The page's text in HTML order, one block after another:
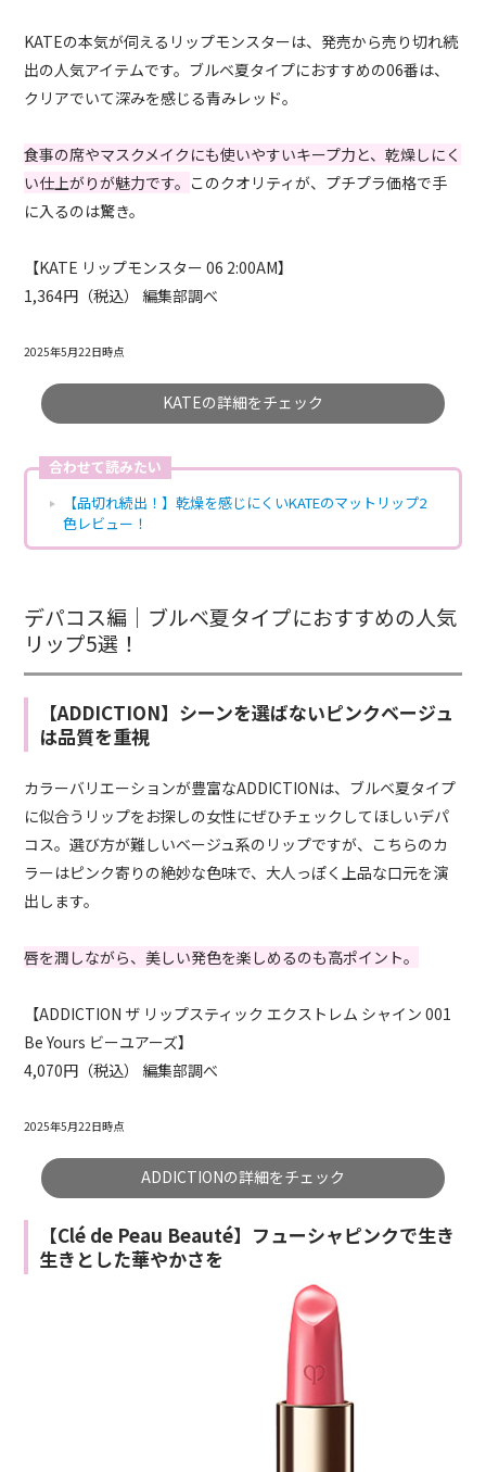
KATEの本気が伺えるリップモンスターは、発売から売り切れ続
出の人気アイテムです。ブルベ夏タイプにおすすめの06番は、
クリアでいて深みを感じる青みレッド。
食事の席やマスクメイクにも使いやすいキープ力と、乾燥しにく
い仕上がりが魅力です。 このクオリティが、プチプラ価格で手
に入るのは驚き。
【KATE リップモンスター 06 2:00AM】
1,364円（税込） 編集部調べ
2025年5月22日時点
KATEの詳細をチェック
合わせて読みたい
【品切れ続出！】乾燥を感じにくいKATEのマットリップ2
色レビュー！
デパコス編｜ブルベ夏タイプにおすすめの人気
リップ5選！
【ADDICTION】シーンを選ばないピンクベージュ
は品質を重視
カラーバリエーションが豊富なADDICTIONは、ブルベ夏タイプ
に似合うリップをお探しの女性にぜひチェックしてほしいデパ
コス。選び方が難しいベージュ系のリップですが、こちらのカ
ラーはピンク寄りの絶妙な色味で、大人っぽく上品な口元を演
出します。
唇を潤しながら、美しい発色を楽しめるのも高ポイント。
【ADDICTION ザ リップスティック エクストレム シャイン 001
Be Yours ビーユアーズ】
4,070円（税込） 編集部調べ
2025年5月22日時点
ADDICTIONの詳細をチェック
【Clé de Peau Beauté】フューシャピンクで生き
生きとした華やかさを